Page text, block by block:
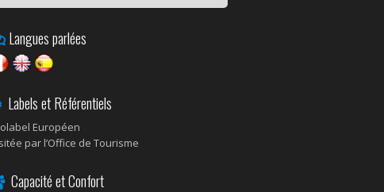
Langues parlées
Labels et Référentiels
Européen
par l’Office de Tourisme
Capacité et Confort